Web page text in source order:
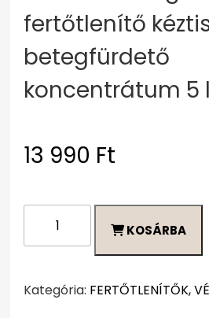
fertőtlenítő
betegfürdető
koncentrátum 5
13 990 Ft
INNO-
Higiénés
kéztisztító
KOSÁRBA
Kategória: FERTŐTLENÍTŐK,